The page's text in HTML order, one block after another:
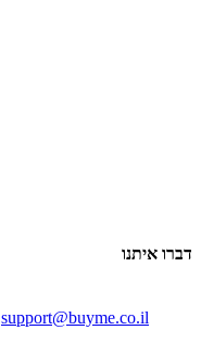
דברו איתנו
support@buyme.co.il